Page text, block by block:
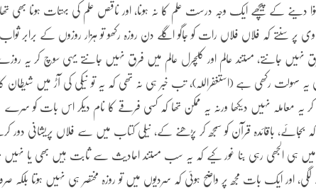
دینے کے پیچھے ایک وجہ درست علم کا نہ ہونا، اور ناقص علم کی بہتات ہونا بھی
پر سنتے کہ فلاں فلاں رات کو جاگو اگلے دن روزہ رکھو تو ہزار روزوں کے برابر ثواب
نہیں جانتے، مستند عالم اور کلچرل عالم میں فرق نہیں جانتے یہی سوچ کر یہ
سہولت رکھی ہے (استغفراللہ)، تب خبر ہی نہ تھی کہ یہ تو نیکی کی آڑ میں شیطان
معاملہ نہیں دیکھا ورنہ یہ ممکن تھا کہ کسی فرقے کا نام دیکر اس بات کو سرے
بجائے، باقائدہ قرآن کو سمجھ کر پڑھنے کے، نیلی کتاب میں سے فلاں پریشانی دور
میں ہی الجھی رہی بنا غور کیے کہ یہ سب مستند احادیث سے ثابت ہیں بھی یا نہیں
ایک بات مجھ پر واضح ہوئی کہ سردیوں میں تو روزہ مختصر ہی نہیں ہوتا بلکہ